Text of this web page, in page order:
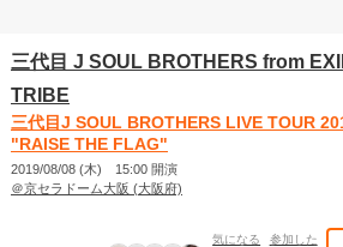
三代目 J SOUL BROTHERS from
TRIBE
三代目J SOUL BROTHERS LIVE TOUR
"RAISE THE FLAG"
2019/08/08 (木) 15:00 開演
＠京セラドーム大阪 (大阪府)
気になる 参加した